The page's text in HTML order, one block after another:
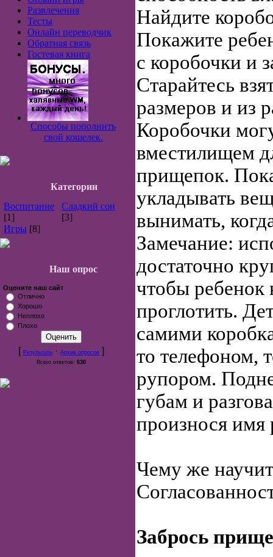
Развлечения
Тесты
Онлайн переводчик
Обратная связь
Гостевая книга
Способы пополнить
свой кошелек.
Категории
Воспитание
[1]
Сладкий сон
[3]
Игры [8]
Наш опрос
Оцените наш сайт
Отлично
Хорошо
Неплохо
Плохо
[ Результаты· Архив опросов]
Всего ответов: 630
Найдите
Покажите
с коробочки и
Старайтесь
размеров и из
Коробочки
вместилищем
прищепок.
укладывать
вынимать,
Замечание:
достаточно
чтобы ребенок
проглотить.
самими
то телефоном,
рупором.
губам и
произнося имя
Чему же
Забрось